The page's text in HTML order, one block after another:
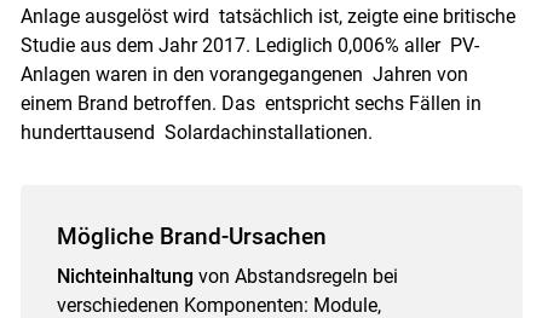
Anlage ausgelöst wird tatsächlich ist, zeigte eine britische
Studie aus dem Jahr 2017. Lediglich 0,006% aller PV-
Anlagen waren in den vorangegangenen Jahren von
einem Brand betroffen. Das entspricht sechs Fällen in
hunderttausend Solardachinstallationen.
Mögliche Brand-Ursachen
Nichteinhaltung von Abstandsregeln bei
verschiedenen Komponenten: Module,